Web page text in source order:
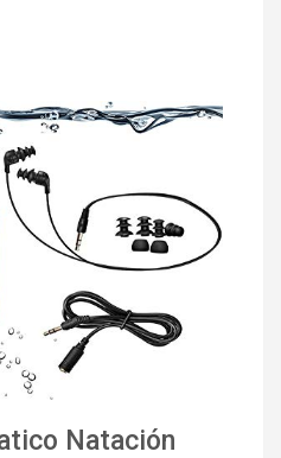
Natación